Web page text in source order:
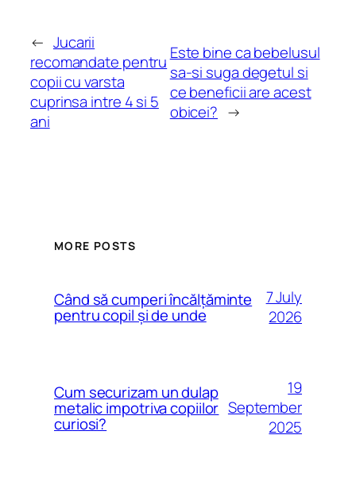
← Jucarii
recomandate pentru
copii cu varsta
cuprinsa intre 4 si 5
ani
Este bine ca bebelusul
sa-si suga degetul si
ce beneficii are acest
obicei? →
MORE POSTS
Când să cumperi încălțăminte
pentru copil și de unde
7 July
2026
Cum securizam un dulap
metalic impotriva copiilor
curiosi?
19
September
2025